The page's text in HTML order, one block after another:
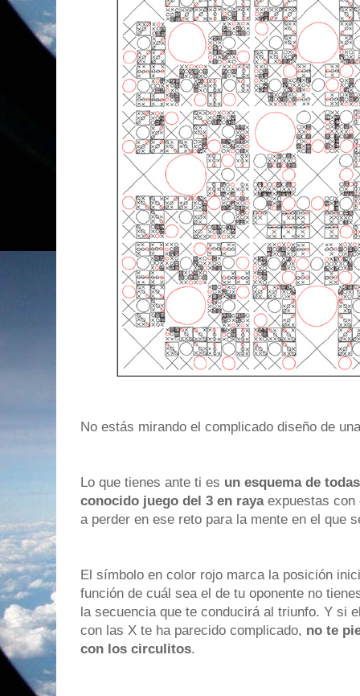
No estás mirando el complicado diseño de
Lo que tienes ante ti es un esquema de
conocido juego del 3 en rayaexpuestas con
a perder en ese reto para la mente en el que
El símbolo en color rojo marca la posición
función de cuál sea el de tu oponente no
la secuencia que te conducirá al triunfo. Y si
con las X te ha parecido complicado, no te
con los circulitos.